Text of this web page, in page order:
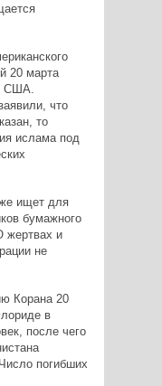
20 марта
США.
что
то
ислама под
ищет для
бумажного
жертвах и
не
Корана 20
в
после чего
погибших